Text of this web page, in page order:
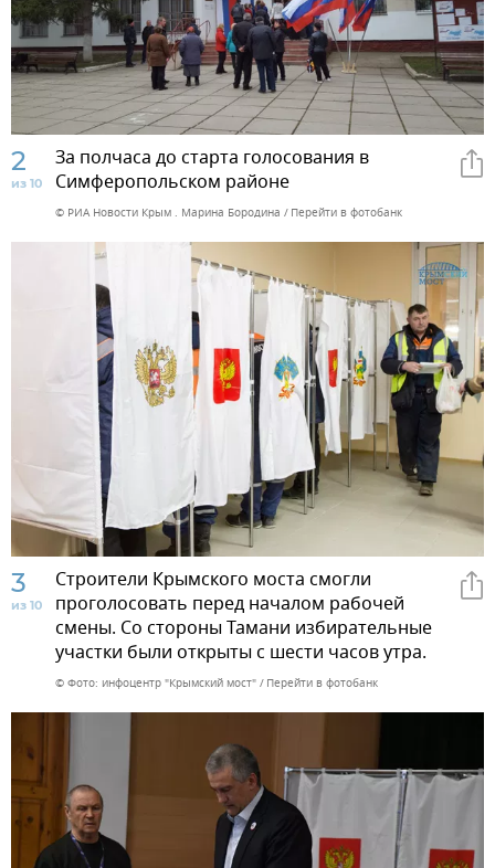
2
из 10
За полчаса до старта голосования в
Симферопольском районе
© РИА Новости Крым . Марина Бородина Перейти в фотобанк
3
из 10
Строители Крымского моста смогли
проголосовать перед началом рабочей
смены. Со стороны Тамани избирательные
участки были открыты с шести часов утра.
© Фото: инфоцентр "Крымский мост" Перейти в фотобанк